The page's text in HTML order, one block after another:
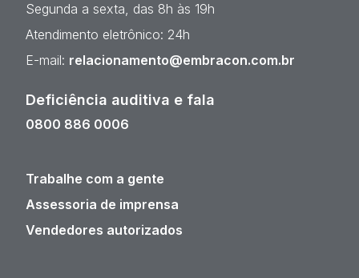
Segunda a sexta, das 8h às 19h
Atendimento eletrônico: 24h
E-mail: relacionamento@embracon.com.br
Deficiência auditiva e fala
0800 886 0006
Trabalhe com a gente
Assessoria de imprensa
Vendedores autorizados